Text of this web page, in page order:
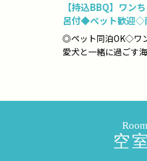
【持込BBQ】ワン
呂付◆ペット歓迎◇
レーラーハウスステ
◎ペット同泊OK◇ワ
愛犬と一緒に過ごす
空